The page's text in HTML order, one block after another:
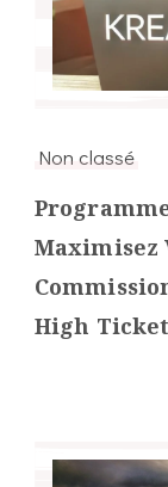
Non classé
Maximisez
High